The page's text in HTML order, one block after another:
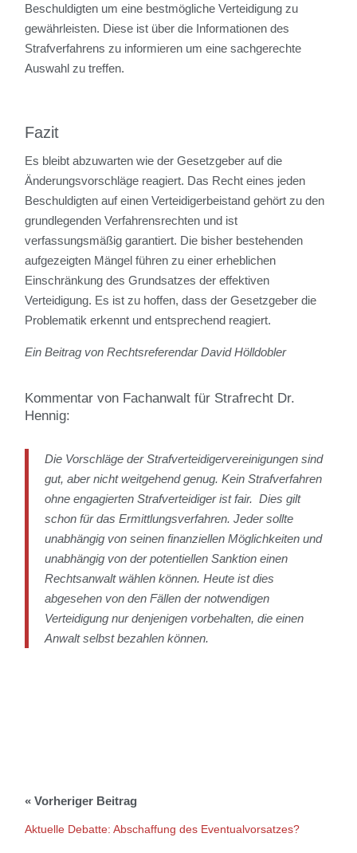
Beschuldigten um eine bestmögliche Verteidigung zu
gewährleisten. Diese ist über die Informationen des
Strafverfahrens zu informieren um eine sachgerechte
Auswahl zu treffen.
Fazit
Es bleibt abzuwarten wie der Gesetzgeber auf die
Änderungsvorschläge reagiert. Das Recht eines jeden
Beschuldigten auf einen Verteidigerbeistand gehört zu den
grundlegenden Verfahrensrechten und ist
verfassungsmäßig garantiert. Die bisher bestehenden
aufgezeigten Mängel führen zu einer erheblichen
Einschränkung des Grundsatzes der effektiven
Verteidigung. Es ist zu hoffen, dass der Gesetzgeber die
Problematik erkennt und entsprechend reagiert.
Ein Beitrag von Rechtsreferendar David Hölldobler
Kommentar von Fachanwalt für Strafrecht Dr.
Hennig:
Die Vorschläge der Strafverteidigervereinigungen sind
gut, aber nicht weitgehend genug. Kein Strafverfahren
ohne engagierten Strafverteidiger ist fair. Dies gilt
schon für das Ermittlungsverfahren. Jeder sollte
unabhängig von seinen finanziellen Möglichkeiten und
unabhängig von der potentiellen Sanktion einen
Rechtsanwalt wählen können. Heute ist dies
abgesehen von den Fällen der notwendigen
Verteidigung nur denjenigen vorbehalten, die einen
Anwalt selbst bezahlen können.
Aktuelle Debatte: Abschaffung des Eventualvorsatzes?